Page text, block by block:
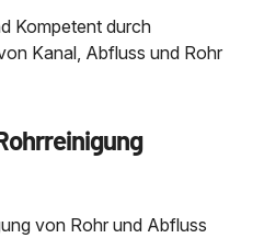
Kompetent durch
Kanal, Abfluss und Rohr
von Rohr und Abfluss